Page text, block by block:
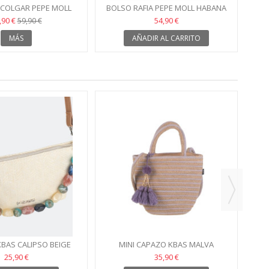
PEPE MOLL
ROSA
€59,90 €
MÁS
BOLSO RAFIA PEPE MOLL HABANA
54,90 €
AÑADIR AL CARRITO
CALIPSO BEIGE
25,90 €
MINI CAPAZO KBAS MALVA
35,90 €